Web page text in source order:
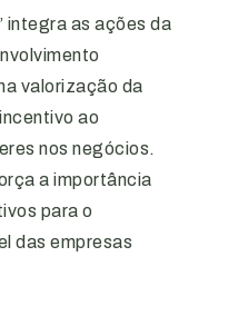
integra as ações da
valorização da
ao
nos negócios.
a importância
para o
das empresas